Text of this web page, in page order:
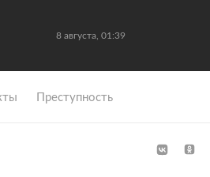
8 августа, 01:39
Преступность